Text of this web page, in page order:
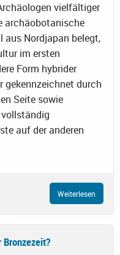
vielfältiger
archäobotanische
aus Nordjapan belegt,
im ersten
Form hybrider
gekennzeichnet durch
Seite sowie
auf der anderen
Weiterlesen